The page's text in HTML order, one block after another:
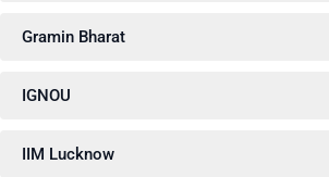
Gramin Bharat
IGNOU
IIM Lucknow